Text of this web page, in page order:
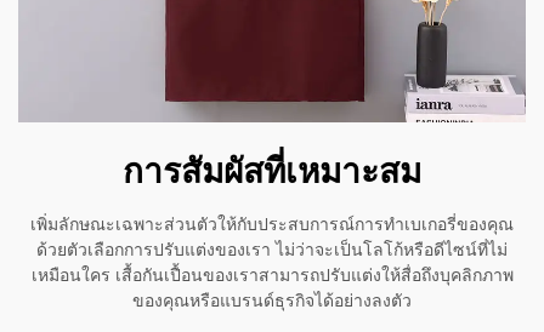
การสัมผัสที่เหมาะสม
เพิ่มลักษณะเฉพาะส่วนตัวให้กับประสบการณ์การทำเบเกอรี่ของคุณ
ด้วยตัวเลือกการปรับแต่งของเรา ไม่ว่าจะเป็นโลโก้หรือดีไซน์ที่ไม่
เหมือนใคร เสื้อกันเปื้อนของเราสามารถปรับแต่งให้สื่อถึงบุคลิกภาพ
ของคุณหรือแบรนด์ธุรกิจได้อย่างลงตัว